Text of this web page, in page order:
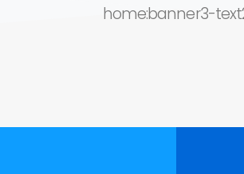
home:banner3-